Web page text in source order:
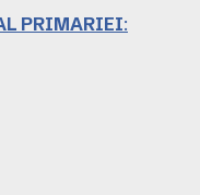
PRIMARIEI: